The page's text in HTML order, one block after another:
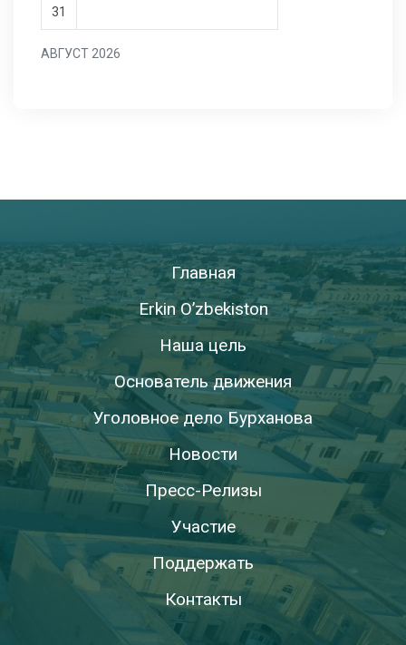
АВГУСТ 2026
31
Главная
Erkin O’zbekiston
Наша цель
Основатель движения
Уголовное дело Бурханова
Новости
Пресс-Релизы
Участие
Поддержать
Контакты